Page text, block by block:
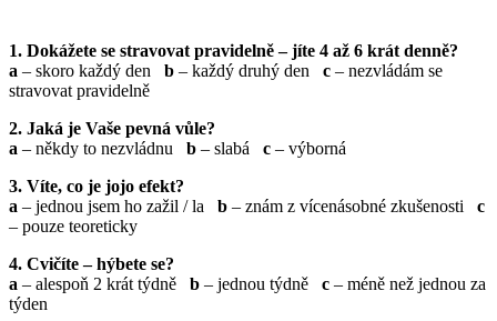
1. Dokážete se stravovat pravidelně – jíte 4 až 6 krát denně?
a – skoro každý den b – každý druhý den c – nezvládám se
stravovat pravidelně
2. Jaká je Vaše pevná vůle?
a – někdy to nezvládnu b – slabá c – výborná
3. Víte, co je jojo efekt?
a – jednou jsem ho zažil / la b – znám z vícenásobné zkušenosti c
– pouze teoreticky
4. Cvičíte – hýbete se?
a – alespoň 2 krát týdně b – jednou týdně c – méně než jednou za
týden